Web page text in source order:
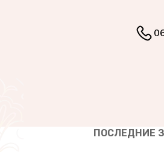
ПОСЛЕДНИЕ